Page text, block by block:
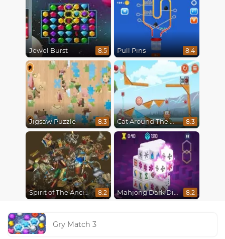
Jewel Burst 8.5 Pull Pins 8.4
Jigsaw Puzzle 8.3 Cat Around The World 8.3
Spirit of The Ancient Forest 8.2 Mahjong Dark Dimensions 8.2
Gry Match 3